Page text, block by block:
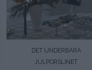
DET UNDERBARA
JULPORSLINET